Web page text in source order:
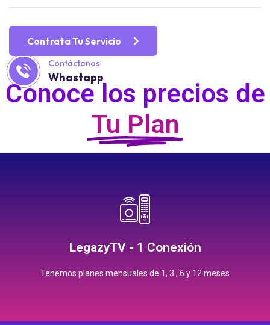
Contrata Tu Servicio
Contáctanos
Whastapp
Conoce los precios de
Tu Plan
LegazyTV - 1 Conexión
Tenemos planes mensuales de 1, 3 , 6 y 12 meses
3 meses: $600.00 pesos
12 meses: $1,900.00 pesos